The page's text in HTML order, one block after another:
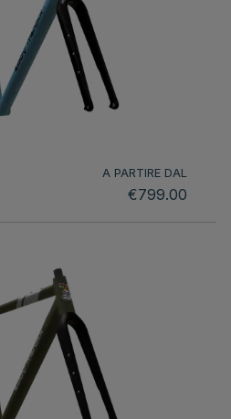
A PARTIRE DAL
€799.00